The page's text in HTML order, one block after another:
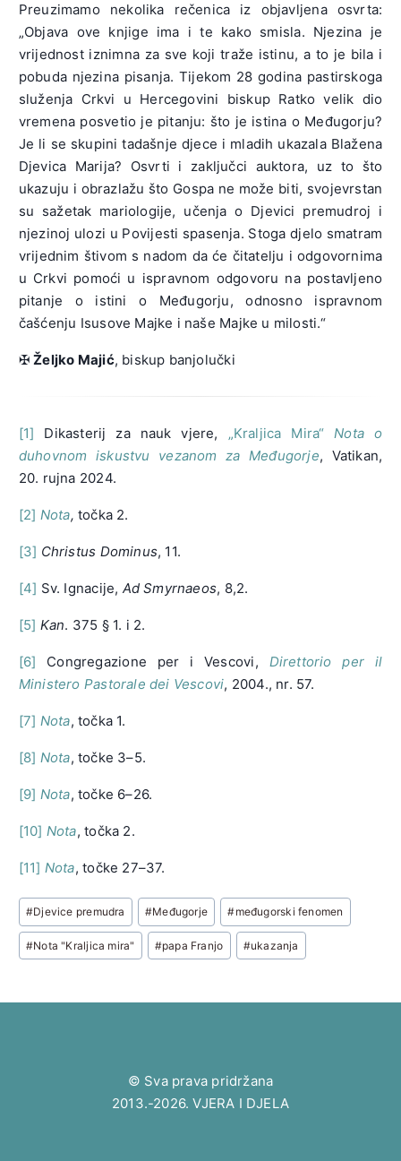
Preuzimamo nekolika rečenica iz objavljena osvrta:
„Objava ove knjige ima i te kako smisla. Njezina je
vrijednost iznimna za sve koji traže istinu, a to je bila i
pobuda njezina pisanja. Tijekom 28 godina pastirskoga
služenja Crkvi u Hercegovini biskup Ratko velik dio
vremena posvetio je pitanju: što je istina o Međugorju?
Je li se skupini tadašnje djece i mladih ukazala Blažena
Djevica Marija? Osvrti i zaključci auktora, uz to što
ukazuju i obrazlažu što Gospa ne može biti, svojevrstan
su sažetak mariologije, učenja o Djevici premudroj i
njezinoj ulozi u Povijesti spasenja. Stoga djelo smatram
vrijednim štivom s nadom da će čitatelju i odgovornima
u Crkvi pomoći u ispravnom odgovoru na postavljeno
pitanje o istini o Međugorju, odnosno ispravnom
čašćenju Isusove Majke i naše Majke u milosti.“
✠ Željko Majić, biskup banjolučki
[1] Dikasterij za nauk vjere, „Kraljica Mira“ Nota o
duhovnom iskustvu vezanom za Međugorje, Vatikan,
20. rujna 2024.
[2] Nota, točka 2.
[3] Christus Dominus, 11.
[4] Sv. Ignacije, Ad Smyrnaeos, 8,2.
[5] Kan. 375 § 1. i 2.
[6] Congregazione per i Vescovi, Direttorio per il
Ministero Pastorale dei Vescovi, 2004., nr. 57.
[7] Nota, točka 1.
[8] Nota, točke 3–5.
[9] Nota, točke 6–26.
[10] Nota, točka 2.
[11] Nota, točke 27–37.
Post
Tags:
#Djevice premudra #Međugorje #međugorski fenomen
#Nota "Kraljica mira" #papa Franjo #ukazanja
© Sva prava pridržana
2013.-2026. VJERA I DJELA